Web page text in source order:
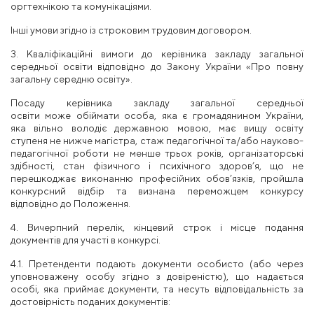
оргтехнікою та комунікаціями.
Інші умови згідно із строковим трудовим договором.
3. Кваліфікаційні вимоги до керівника закладу
загальної
середньої освіти відповідно до Закону України «Про повну
загальну середню освіту».
Посаду керівника закладу загальної
середньої
освіти може обіймати особа,
яка є громадянином України,
яка
вільно володіє державною мовою, має вищу освіту
ступеня не нижче магістра, стаж педагогічної та/або науково-
педагогічної роботи не менше трьох років, організаторські
здібності, стан фізичного і психічного здоров’я, що
не
перешкоджає виконанню
професійних
обов’язків, пройшла
конкурсний відбір та визнана переможцем конкурсу
відповідно до Положення.
4. Вичерпний перелік, кінцевий строк і місце подання
документів для участі в конкурсі.
4.1. Претенденти подають документи особисто (або через
уповноважену особу згідно з довіреністю), що надається
особі, яка приймає документи, та несуть відповідальність за
достовірність поданих документів: